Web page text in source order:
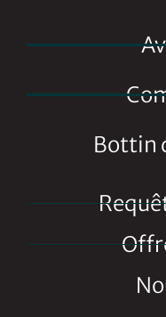
Bottin